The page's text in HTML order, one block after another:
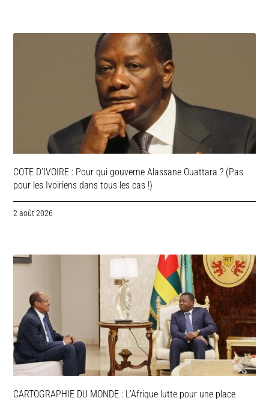
COTE D’IVOIRE : Pour qui gouverne Alassane Ouattara ? (Pas
pour les Ivoiriens dans tous les cas !)
2 août 2026
CARTOGRAPHIE DU MONDE : L’Afrique lutte pour une place